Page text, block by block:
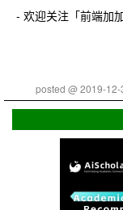
- 欢迎关注「前端加
posted @2019-12-